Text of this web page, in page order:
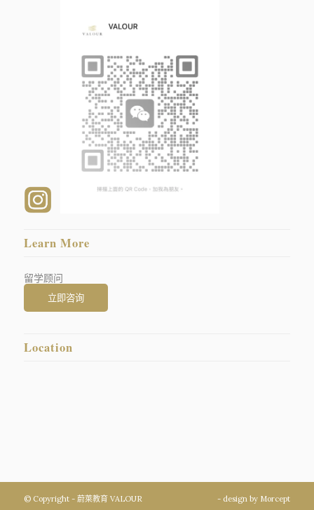
Learn More
留学顾问
Location
© Copyright - 蔚萊教育 VALOUR - design by Morcept